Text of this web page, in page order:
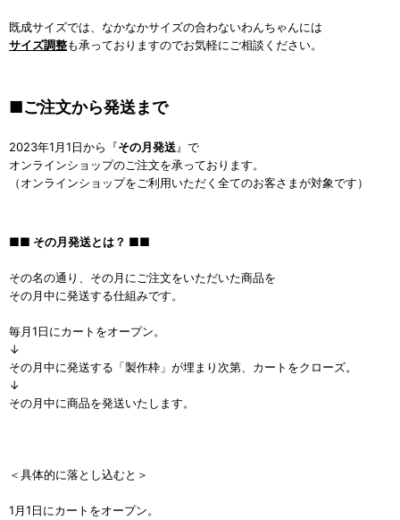
既成サイズでは、なかなかサイズの合わないわんちゃんには
サイズ調整も承っておりますのでお気軽にご相談ください。
■ご注文から発送まで
2023年1月1日から『その月発送』で
オンラインショップのご注文を承っております。
（オンラインショップをご利用いただく全てのお客さまが対象です）
■■ その月発送とは？ ■■
その名の通り、その月にご注文をいただいた商品を
その月中に発送する仕組みです。
毎月1日にカートをオープン。
↓
その月中に発送する「製作枠」が埋まり次第、カートをクローズ。
↓
その月中に商品を発送いたします。
＜具体的に落とし込むと＞
1月1日にカートをオープン。